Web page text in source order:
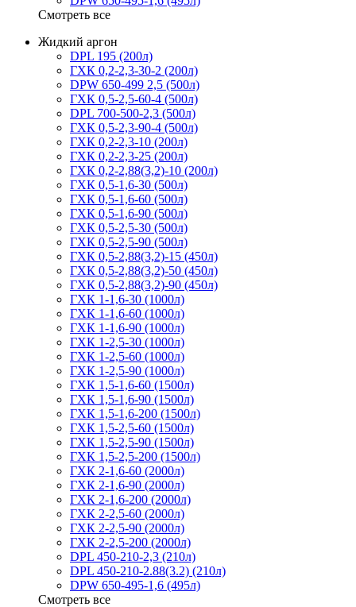
Смотреть все
Жидкий аргон
DPL 195 (200л)
ГХК 0,2-2,3-30-2 (200л)
DPW 650-499 2,5 (500л)
ГХК 0,5-2,5-60-4 (500л)
DPL 700-500-2,3 (500л)
ГХК 0,5-2,3-90-4 (500л)
ГХК 0,2-2,3-10 (200л)
ГХК 0,2-2,3-25 (200л)
ГХК 0,2-2,88(3,2)-10 (200л)
ГХК 0,5-1,6-30 (500л)
ГХК 0,5-1,6-60 (500л)
ГХК 0,5-1,6-90 (500л)
ГХК 0,5-2,5-30 (500л)
ГХК 0,5-2,5-90 (500л)
ГХК 0,5-2,88(3,2)-15 (450л)
ГХК 0,5-2,88(3,2)-50 (450л)
ГХК 0,5-2,88(3,2)-90 (450л)
ГХК 1-1,6-30 (1000л)
ГХК 1-1,6-60 (1000л)
ГХК 1-1,6-90 (1000л)
ГХК 1-2,5-30 (1000л)
ГХК 1-2,5-60 (1000л)
ГХК 1-2,5-90 (1000л)
ГХК 1,5-1,6-60 (1500л)
ГХК 1,5-1,6-90 (1500л)
ГХК 1,5-1,6-200 (1500л)
ГХК 1,5-2,5-60 (1500л)
ГХК 1,5-2,5-90 (1500л)
ГХК 1,5-2,5-200 (1500л)
ГХК 2-1,6-60 (2000л)
ГХК 2-1,6-90 (2000л)
ГХК 2-1,6-200 (2000л)
ГХК 2-2,5-60 (2000л)
ГХК 2-2,5-90 (2000л)
ГХК 2-2,5-200 (2000л)
DPL 450-210-2,3 (210л)
DPL 450-210-2.88(3.2) (210л)
DPW 650-495-1,6 (495л)
Смотреть все